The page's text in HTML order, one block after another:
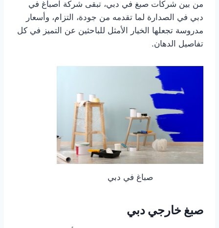
من بين شركات صبغ في دبي، تبقى شركة اصباغ في
دبي في الصدارة لما تقدمه من جودة، التزام، وأسعار
مدروسة تجعلها الخيار الأمثل للباحثين عن التميز في كل
تفاصيل الدهان.
صباغ في دبي
صبغ خارجي دبي